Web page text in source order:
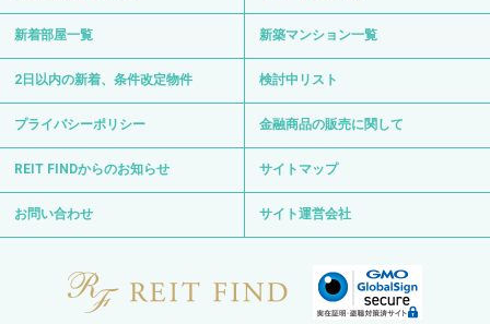
新着部屋一覧 新築マンション一覧
2日以内の新着、条件改定物件 検討中リスト
プライバシーポリシー 金融商品の販売に関して
REIT FINDからのお知らせ サイトマップ
お問い合わせ サイト運営会社